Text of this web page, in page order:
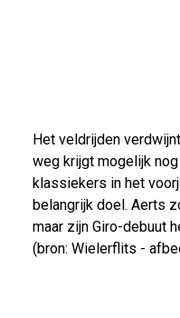
Het veldrijden
weg krijgt mogelijk
klassiekers in het
belangrijk doel. Aerts
maar zijn Giro-debuut
(bron: Wielerflits -